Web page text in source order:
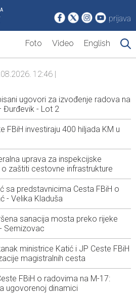
prijava
Foto Video English
12:46 |
ugovori za izvođenje radova na
Đurđevik - Lot 2
FBiH investiraju 400 hiljada KM u
uprava za inspekcijske
zaštiti cestovne infrastrukture
sa predstavnicima Cesta FBiH o
- Velika Kladuša
sanacija mosta preko rijeke
Semizovac
ministrice Katić i JP Ceste FBiH
magistralnih cesta
FBiH o radovima na M-17:
ugovorenoj dinamici